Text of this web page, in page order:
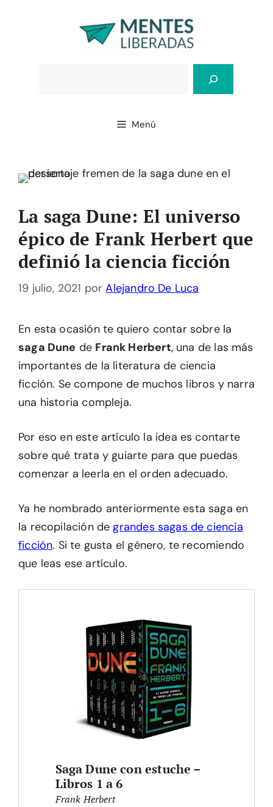
Menú
La saga Dune: El universo
épico de Frank Herbert que
definió la ciencia ficción
19 julio, 2021 porAlejandro De Luca
En esta ocasión te quiero contar sobre la
saga Dune de Frank Herbert, una de las más
importantes de la literatura de ciencia
ficción. Se compone de muchos libros y narra
una historia compleja.
Por eso en este artículo la idea es contarte
sobre qué trata y guiarte para que puedas
comenzar a leerla en el orden adecuado.
Ya he nombrado anteriormente esta saga en
la recopilación degrandes sagas de ciencia
ficción. Si te gusta el género, te recomiendo
que leas ese artículo.
Saga Dune con estuche –
Libros 1 a 6
Frank Herbert